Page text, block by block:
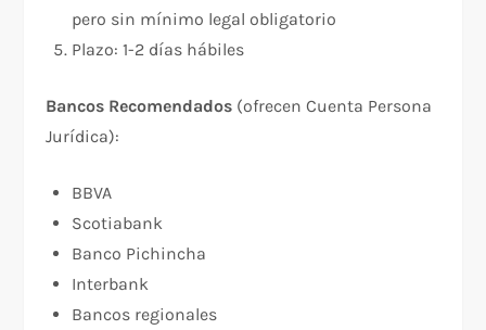
pero sin mínimo legal obligatorio
Plazo: 1-2 días hábiles
Bancos Recomendados (ofrecen Cuenta Persona
Jurídica):
BBVA
Scotiabank
Banco Pichincha
Interbank
Bancos regionales